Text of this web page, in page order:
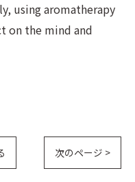
using aromatherapy
on the mind and
次のページ >